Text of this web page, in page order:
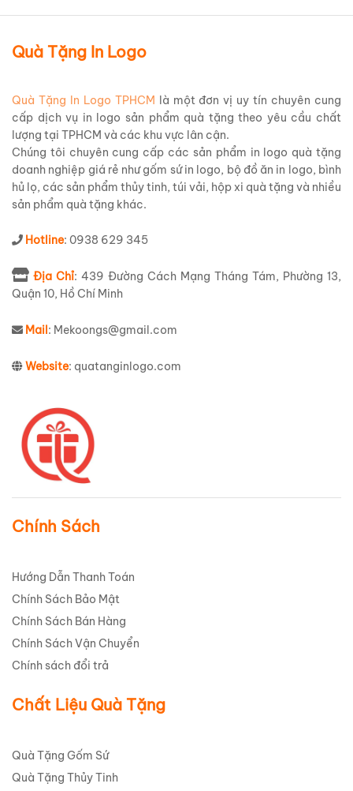
Quà Tặng In Logo
Quà Tặng In Logo TPHCM là một đơn vị uy tín chuyên cung
cấp dịch vụ in logo sản phẩm quà tặng theo yêu cầu chất
lượng tại TPHCM và các khu vực lân cận.
Chúng tôi chuyên cung cấp các sản phẩm in logo quà tặng
doanh nghiệp giá rẻ như gốm sứ in logo, bộ đồ ăn in logo, bình
hủ lọ, các sản phẩm thủy tinh, túi vải, hộp xi quà tặng và nhiều
sản phẩm quà tặng khác.
Hotline: 0938 629 345
Địa Chỉ: 439 Đường Cách Mạng Tháng Tám, Phường 13,
Quận 10, Hồ Chí Minh
Mail: Mekoongs@gmail.com
Website: quatanginlogo.com
Chính Sách
Hướng Dẫn Thanh Toán
Chính Sách Bảo Mật
Chính Sách Bán Hàng
Chính Sách Vận Chuyển
Chính sách đổi trả
Chất Liệu Quà Tặng
Quà Tặng Gốm Sứ
Quà Tặng Thủy Tinh